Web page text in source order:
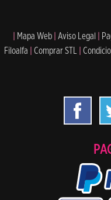
Mapa Web Aviso Legal
Filoalfa
Comprar STL